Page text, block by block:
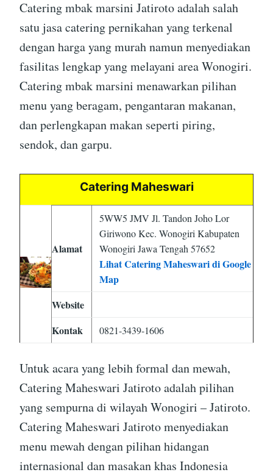
Catering mbak marsini Jatiroto adalah salah
satu jasa catering pernikahan yang terkenal
dengan harga yang murah namun menyediakan
fasilitas lengkap yang melayani area Wonogiri.
Catering mbak marsini menawarkan pilihan
menu yang beragam, pengantaran makanan,
dan perlengkapan makan seperti piring,
sendok, dan garpu.
Catering Maheswari
Alamat
5WW5 JMV Jl. Tandon Joho Lor
Giriwono Kec. Wonogiri Kabupaten
Wonogiri Jawa Tengah 57652
Lihat Catering Maheswari di Google
Map
Website
Kontak
0821-3439-1606
Untuk acara yang lebih formal dan mewah,
Catering Maheswari Jatiroto adalah pilihan
yang sempurna di wilayah Wonogiri – Jatiroto.
Catering Maheswari Jatiroto menyediakan
menu mewah dengan pilihan hidangan
internasional dan masakan khas Indonesia